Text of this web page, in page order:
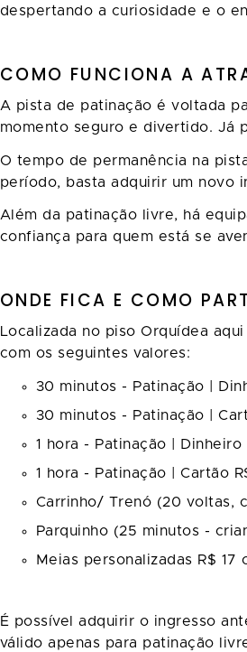
despertando a curiosidade e o
COMO FUNCIONA A
A pista de patinação é voltada
momento seguro e divertido. Já
O tempo de permanência na
período, basta adquirir um novo
Além da patinação livre, há
confiança para quem está se
ONDE FICA E COMO
Localizada no piso Orquídea
com os seguintes valores:
30 minutos - Patinação |
30 minutos - Patinação |
1 hora - Patinação | Dinheiro
1 hora - Patinação | Cartão
Carrinho/ Trenó (20 voltas,
Parquinho (25 minutos -
Meias personalizadas R$ 17
É possível adquirir o ingresso
válido apenas para patinação